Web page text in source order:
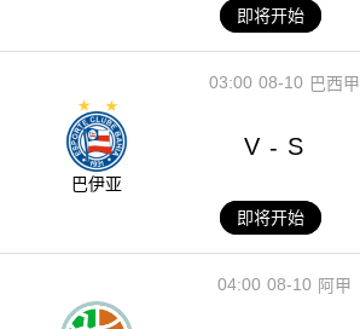
即将开始
08-10
03:00 巴西甲
巴伊亚
V - S
即将开始
08-10
04:00 阿甲